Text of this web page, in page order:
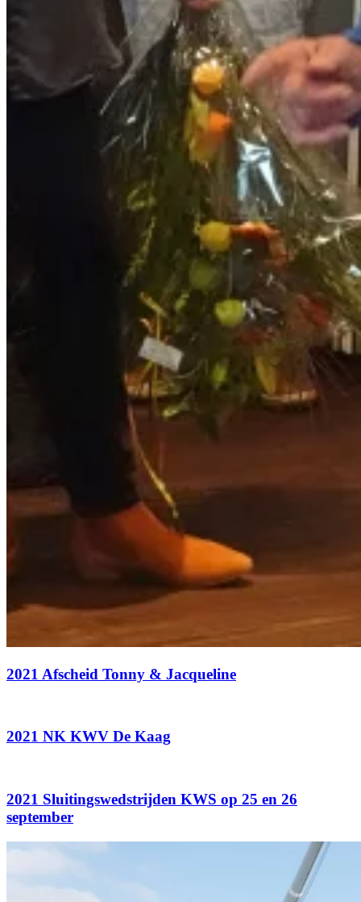
2021 Afscheid Tonny & Jacqueline
2021 NK KWV De Kaag
2021 Sluitingswedstrijden KWS op 25 en 26
september